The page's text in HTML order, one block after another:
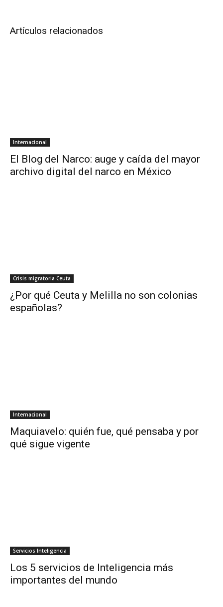
Artículos relacionados
Internacional
El Blog del Narco: auge y caída del mayor
archivo digital del narco en México
Crisis migratoria Ceuta
¿Por qué Ceuta y Melilla no son colonias
españolas?
Internacional
Maquiavelo: quién fue, qué pensaba y por
qué sigue vigente
Servicios Inteligencia
Los 5 servicios de Inteligencia más
importantes del mundo